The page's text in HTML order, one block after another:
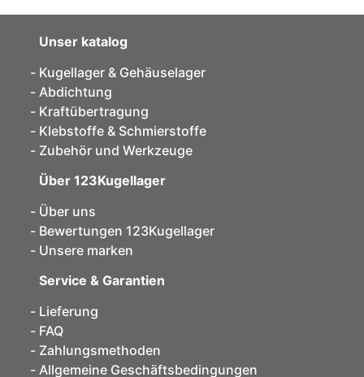
Unser katalog
Kugellager & Gehäuselager
Abdichtung
Kraftübertragung
Klebstoffe & Schmierstoffe
Zubehör und Werkzeuge
Über 123Kugellager
Über uns
Bewertungen 123Kugellager
Unsere marken
Service & Garantien
Lieferung
FAQ
Zahlungsmethoden
Allgemeine Geschäftsbedingungen